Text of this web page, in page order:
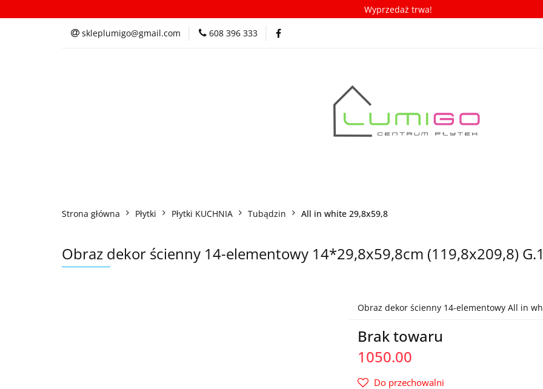
Wyprzedaż trwa!
skleplumigo@gmail.com 608 396 333
Kategorie Inspiracje Porady/ABC płytek Nowości
Strona główna Płytki Płytki KUCHNIA Tubądzin All in white 29,8x59,8
Obraz dekor ścienny 14-elementowy 14*29,8x59,8cm (119,8x209,8) G.1
Obraz dekor ścienny 14-elementowy All in
Brak towaru
1050.00
Do przechowalni